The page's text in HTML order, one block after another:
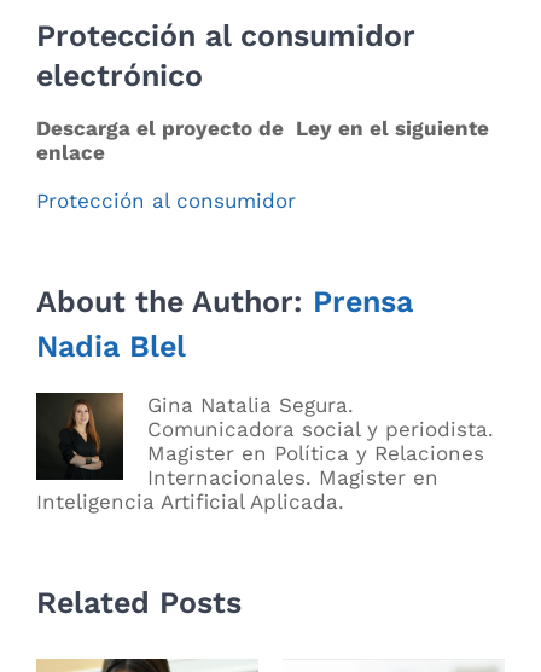
Protección al consumidor
electrónico
Descarga el proyecto de Ley en el siguiente
enlace
Protección al consumidor
About the Author: Prensa
Nadia Blel
Gina Natalia Segura.
Comunicadora social y periodista.
Magister en Política y Relaciones
Internacionales. Magister en
Inteligencia Artificial Aplicada.
Related Posts